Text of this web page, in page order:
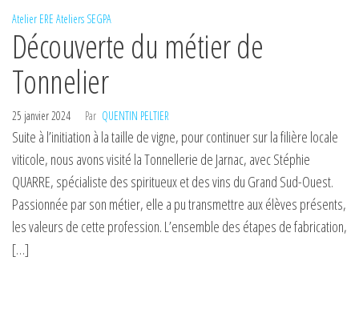
Atelier ERE Ateliers SEGPA
Découverte du métier de
Tonnelier
25 janvier 2024 Par QUENTIN PELTIER
Suite à l’initiation à la taille de vigne, pour continuer sur la filière locale
viticole, nous avons visité la Tonnellerie de Jarnac, avec Stéphie
QUARRE, spécialiste des spiritueux et des vins du Grand Sud-Ouest.
Passionnée par son métier, elle a pu transmettre aux élèves présents,
les valeurs de cette profession. L’ensemble des étapes de fabrication,
[…]